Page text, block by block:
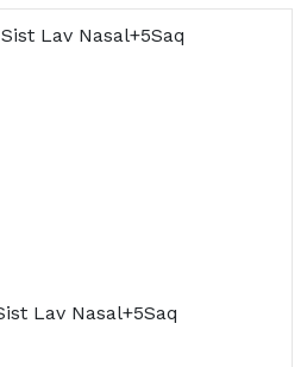
Lav Nasal+5Saq